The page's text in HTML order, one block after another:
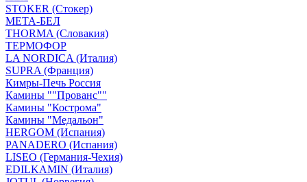
STOKER (Стокер)
МЕТА-БЕЛ
THORMA (Словакия)
ТЕРМОФОР
LA NORDICA (Италия)
SUPRA (Франция)
Кимры-Печь Россия
Камины ""Прованс""
Камины "Кострома"
Камины "Медальон"
HERGOM (Испания)
PANADERO (Испания)
LISEO (Германия-Чехия)
EDILKAMIN (Италия)